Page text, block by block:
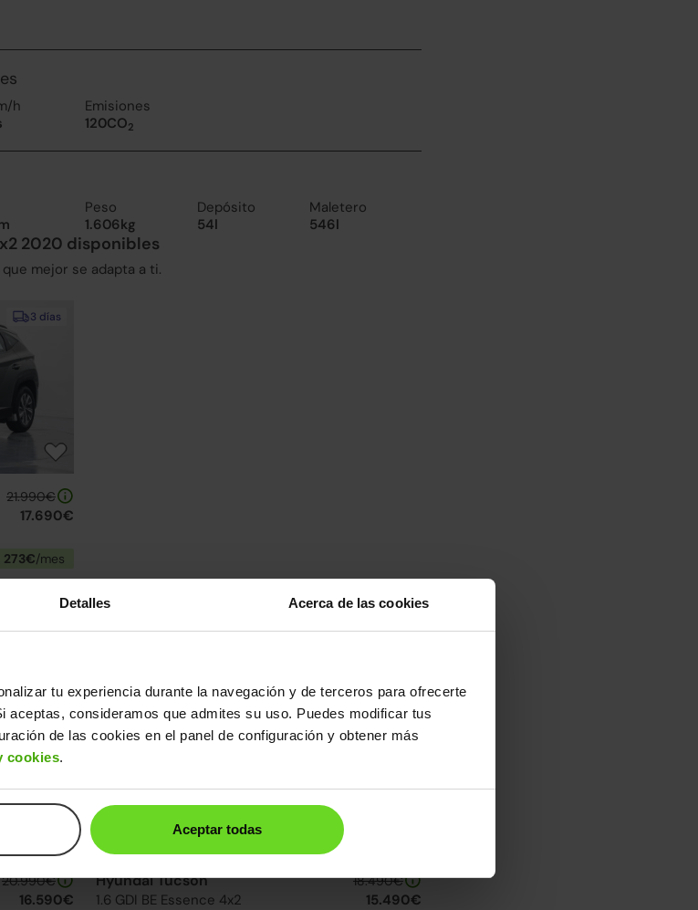
Detalles Acerca de las cookies
tu experiencia durante la navegación y de terceros para ofrecerte
aceptas, consideramos que admites su uso. Puedes modificar tus
de las cookies en el panel de configuración y obtener más
cookies.
Aceptar todas
h
Emisiones
120CO2
Peso
1.606kg
Depósito
54l
Maletero
546l
2020 disponibles
mejor se adapta a ti.
3 días
21.990€
17.690€
273€/mes
Tucson
mejor se adapta a ti.
3 días
20.990€
16.590€
3 días
↓ 200€
Hyundai Tucson
1.6 GDI BE Essence 4x2
18.490€
15.490€